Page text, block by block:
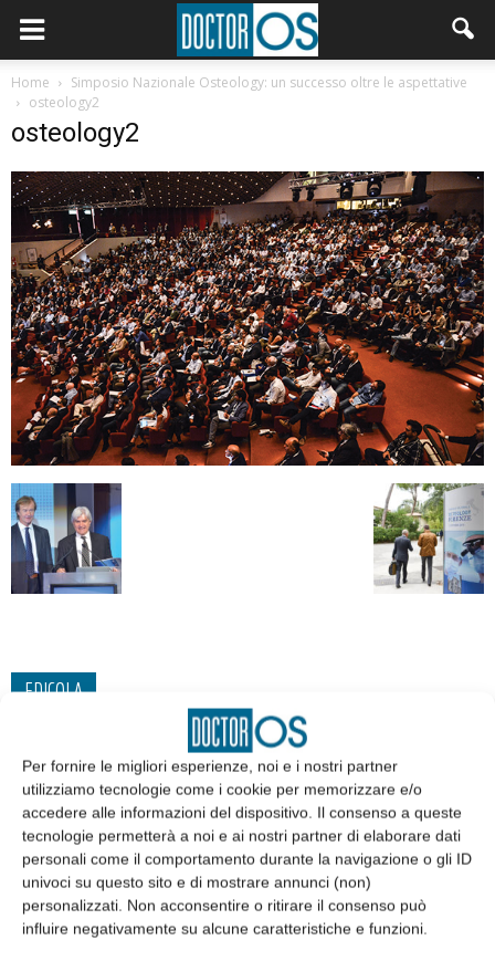
Per fornire le migliori esperienze, noi e i nostri partner
utilizziamo tecnologie come i cookie per memorizzare e/o
accedere alle informazioni del dispositivo. Il consenso a queste
tecnologie permetterà a noi e ai nostri partner di elaborare dati
personali come il comportamento durante la navigazione o gli ID
univoci su questo sito e di mostrare annunci (non)
personalizzati. Non acconsentire o ritirare il consenso può
influire negativamente su alcune caratteristiche e funzioni.
Home
Simposio Nazionale Osteology: un successo oltre le aspettative
osteology2
osteology2
EDICOLA